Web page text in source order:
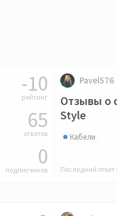
-10
рейтинг
65
ответов
0
подписчиков
Pavel576
Отзывы о
Style
Кабели
Последний ответ